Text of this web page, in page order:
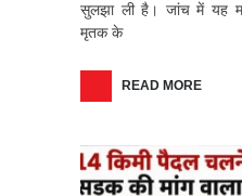
सुलझा ली है। जांच में यह
मृतक के
READ MORE